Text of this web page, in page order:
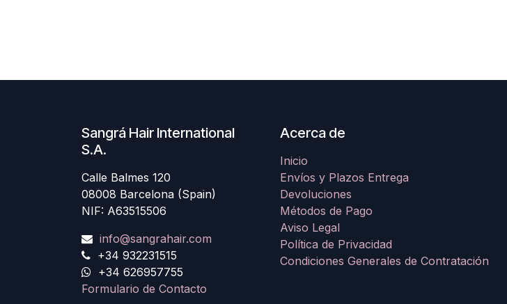
Sangrá Hair International
S.A.
Calle Balmes 120
08008 Barcelona (Spain)
NIF: A63515506
info@sangrahair.com
+34 932231515
+34 626957755
Formulario de Contacto
Acerca de
Inicio
Envíos y Plazos Entrega
Devoluciones
Métodos de Pago
Aviso Legal
Política de Privacidad
Condiciones Generales de Contratación